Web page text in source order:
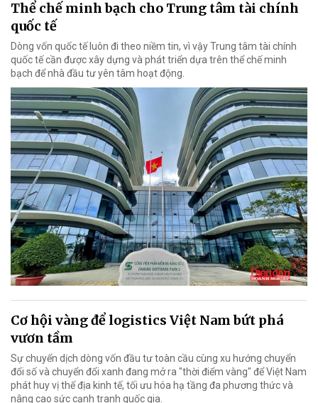
Thể chế minh bạch cho Trung tâm tài chính
quốc tế
Dòng vốn quốc tế luôn đi theo niềm tin, vì vậy Trung tâm tài chính
quốc tế cần được xây dựng và phát triển dựa trên thể chế minh
bạch để nhà đầu tư yên tâm hoạt động.
Cơ hội vàng để logistics Việt Nam bứt phá
vươn tầm
Sự chuyển dịch dòng vốn đầu tư toàn cầu cùng xu hướng chuyển
đổi số và chuyển đổi xanh đang mở ra "thời điểm vàng" để Việt Nam
phát huy vị thế địa kinh tế, tối ưu hóa hạ tầng đa phương thức và
nâng cao sức cạnh tranh quốc gia.